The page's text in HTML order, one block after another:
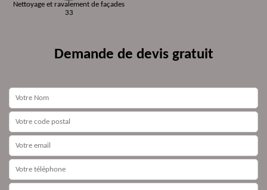
Nettoyage et ravalement de façades
33
Demande de devis gratuit